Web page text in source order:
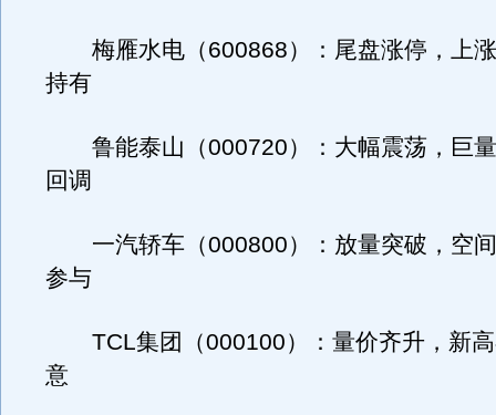
梅雁水电（600868）：尾盘涨停，上
持有
鲁能泰山（000720）：大幅震荡，巨
回调
一汽轿车（000800）：放量突破，空
参与
TCL集团（000100）：量价齐升，新高
意